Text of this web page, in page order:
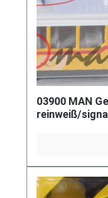
03900 MAN
reinweiß/